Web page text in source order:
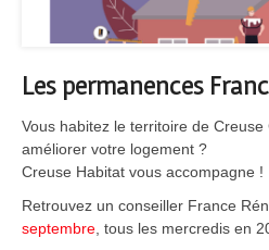
Les permanences
Vous habitez le territoire de
améliorer votre logement ?
Creuse Habitat vous accompagne !
Retrouvez un conseiller France
septembre, tous les mercredis en